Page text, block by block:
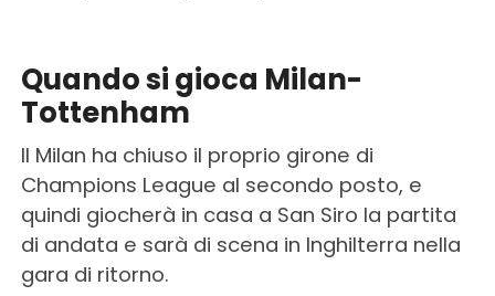
Quando si gioca Milan-
Tottenham
Il Milan ha chiuso il proprio girone di
Champions League al secondo posto, e
quindi giocherà in casa a San Siro la partita
di andata e sarà di scena in Inghilterra nella
gara di ritorno.